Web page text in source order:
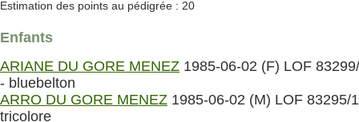
Estimation des points au pédigrée : 20
Enfants
ARIANE DU GORE MENEZ 1985-06-02 (F) LOF
- bluebelton
ARRO DU GORE MENEZ 1985-06-02 (M) LOF 83295/
tricolore